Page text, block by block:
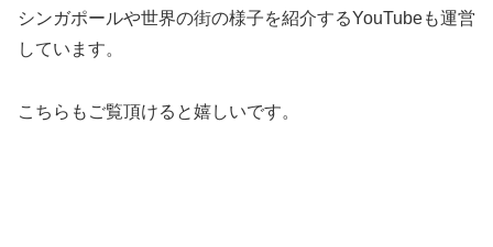
シンガポールや世界の街の様子を紹介するYouTubeも運営
しています。
こちらもご覧頂けると嬉しいです。